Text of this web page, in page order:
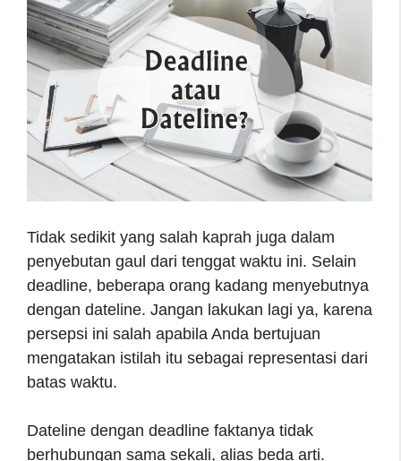
Tidak sedikit yang salah kaprah juga dalam
penyebutan gaul dari tenggat waktu ini. Selain
deadline, beberapa orang kadang menyebutnya
dengan dateline. Jangan lakukan lagi ya, karena
persepsi ini salah apabila Anda bertujuan
mengatakan istilah itu sebagai representasi dari
batas waktu.
Dateline dengan deadline faktanya tidak
berhubungan sama sekali, alias beda arti.